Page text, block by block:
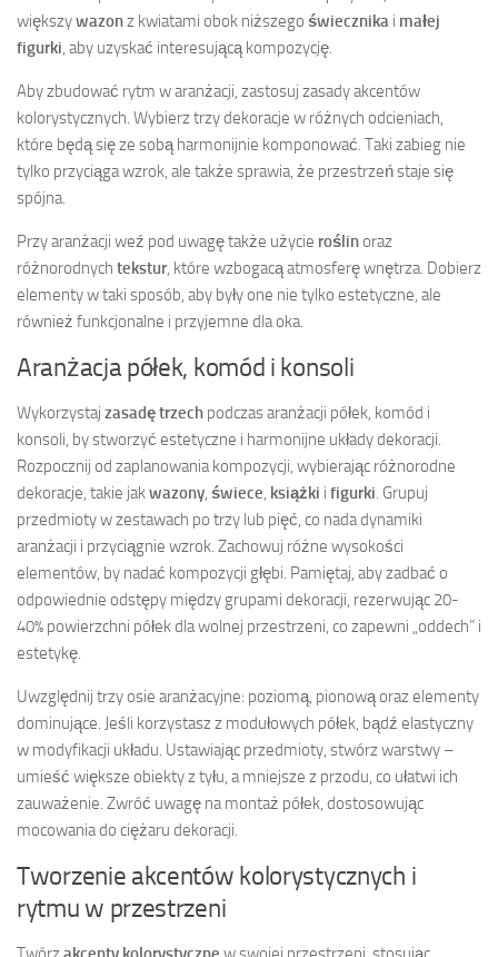
większywazonz kwiatami obok niższego świecznika i małej
figurki, aby uzyskać interesującą kompozycję.
Aby zbudować rytm w aranżacji, zastosuj zasady akcentów
kolorystycznych. Wybierz trzy dekoracje w różnych odcieniach,
które będą się ze sobą harmonijnie komponować. Taki zabieg nie
tylko przyciąga wzrok, ale także sprawia, że przestrzeń staje się
spójna.
Przy aranżacji weź pod uwagę także użycie roślinoraz
różnorodnych tekstur, które wzbogacą atmosferę wnętrza. Dobierz
elementy w taki sposób, aby były one nie tylko estetyczne, ale
również funkcjonalne i przyjemne dla oka.
Aranżacja półek, komód i konsoli
Wykorzystaj zasadę trzech podczas aranżacji półek, komód i
konsoli, by stworzyć estetyczne i harmonijne układy dekoracji.
Rozpocznij od zaplanowania kompozycji, wybierając różnorodne
dekoracje, takie jakwazony, świece, książki i figurki. Grupuj
przedmioty w zestawach po trzy lub pięć, co nada dynamiki
aranżacji i przyciągnie wzrok. Zachowuj różne wysokości
elementów, by nadać kompozycji głębi. Pamiętaj, aby zadbać o
odpowiednie odstępy między grupami dekoracji, rezerwując 20-
40% powierzchni półek dla wolnej przestrzeni, co zapewni „oddech” i
estetykę.
Uwzględnij trzy osie aranżacyjne: poziomą, pionową oraz elementy
dominujące. Jeśli korzystasz z modułowych półek, bądź elastyczny
w modyfikacji układu. Ustawiając przedmioty, stwórz warstwy –
umieść większe obiekty z tyłu, a mniejsze z przodu, co ułatwi ich
zauważenie. Zwróć uwagę na montaż półek, dostosowując
mocowania do ciężaru dekoracji.
Tworzenie akcentów kolorystycznych i
rytmu w przestrzeni